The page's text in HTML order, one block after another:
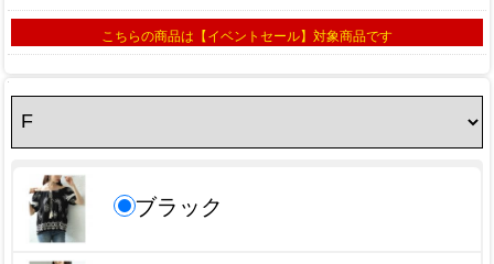
こちらの商品は【イベントセール】対象商品です
ブラック